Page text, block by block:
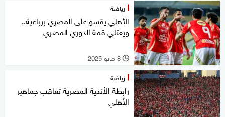
رياضة
الأهلي يقسو على المصري برباعية..
ويعتلي قمة الدوري المصري
l 8 مايو 2025
رياضة
رابطة الأندية المصرية تعاقب جماهير
الأهلي